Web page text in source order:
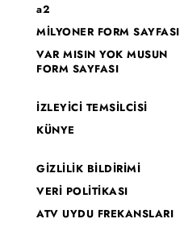
a2
MİLYONER FORM SAYFASI
VAR MISIN YOK MUSUN
FORM SAYFASI
İZLEYİCİ TEMSİLCİSİ
KÜNYE
GİZLİLİK BİLDİRİMİ
VERİ POLİTİKASI
ATV UYDU FREKANSLARI